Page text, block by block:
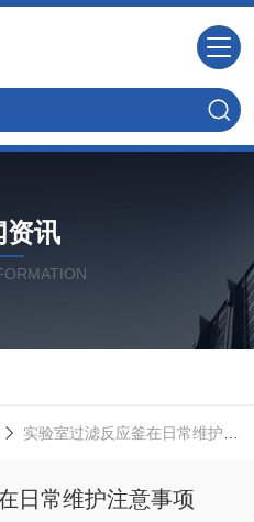
资讯
实验室过滤反应釜在日常维护注意事项
日常维护注意事项